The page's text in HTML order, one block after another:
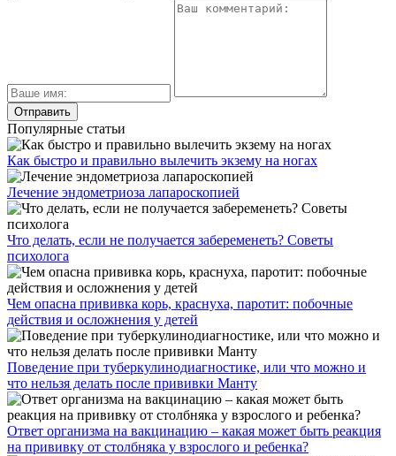
Популярные статьи
Как быстро и правильно вылечить экзему на ногах
Лечение эндометриоза лапароскопией
Что делать, если не получается забеременеть? Советы
психолога
Чем опасна прививка корь, краснуха, паротит: побочные
действия и осложнения у детей
Поведение при туберкулинодиагностике, или что можно и
что нельзя делать после прививки Манту
Ответ организма на вакцинацию – какая может быть реакция
на прививку от столбняка у взрослого и ребенка?